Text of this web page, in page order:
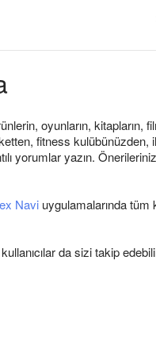
oyunların, kitapların,
fitness
yorumlar yazın.
Navi uygulamalarında tüm
da sizi takip